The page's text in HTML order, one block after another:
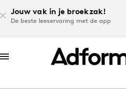
Jouw vak in je broekzak!
De beste leeservaring met de app